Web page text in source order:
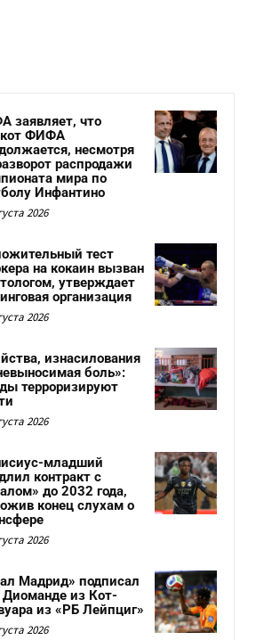
заявляет, что
ФИФА
несмотря
распродажи
мира по
Инфантино
2026
тест
на кокаин вызван
утверждает
организация
2026
изнасилования
боль»:
терроризируют
2026
младший
контракт с
до 2032 года,
конец слухам о
2026
Мадрид» подписал
Диоманде из Кот-
из «РБ Лейпциг»
2026